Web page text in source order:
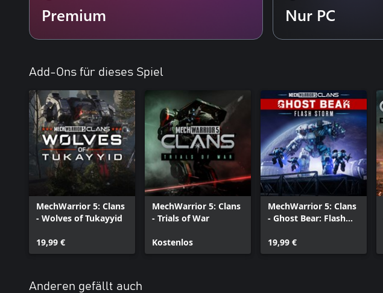
Premium Nur PC
Add-Ons für dieses Spiel
MechWarrior 5: Clans
- Wolves of Tukayyid
19,99 €
MechWarrior 5: Clans
- Trials of War
Kostenlos
MechWarrior 5: Clans
- Ghost Bear: Flash
19,99 €
Anderen gefällt auch